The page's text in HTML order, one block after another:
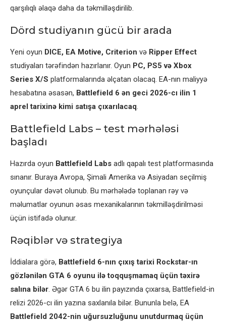
qarşılıqlı əlaqə daha da təkmilləşdirilib.
Dörd studiyanın gücü bir arada
Yeni oyun DICE, EA Motive, Criterion və Ripper Effect
studiyaları tərəfindən hazırlanır. Oyun PC, PS5 və Xbox
Series X/S platformalarında əlçatan olacaq. EA-nın maliyyə
hesabatına əsasən, Battlefield 6 ən geci 2026-cı ilin 1
aprel tarixinə kimi satışa çıxarılacaq.
Battlefield Labs – test mərhələsi
başladı
Hazırda oyun Battlefield Labs adlı qapalı test platformasında
sınanır. Buraya Avropa, Şimali Amerika və Asiyadan seçilmiş
oyunçular dəvət olunub. Bu mərhələdə toplanan rəy və
məlumatlar oyunun əsas mexanikalarının təkmilləşdirilməsi
üçün istifadə olunur.
Rəqiblər və strategiya
İddialara görə, Battlefield 6-nın çıxış tarixi Rockstar-ın
gözlənilən GTA 6 oyunu ilə toqquşmamaq üçün təxirə
salına bilər. Əgər GTA 6 bu ilin payızında çıxarsa, Battlefield-in
relizi 2026-cı ilin yazına saxlanıla bilər. Bununla belə, EA
Battlefield 2042-nin uğursuzluğunu unutdurmaq üçün